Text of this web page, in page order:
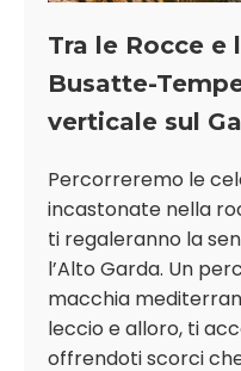
Tra le Rocce e
Busatte-
verticale sul
Percorreremo le
incastonate nella
ti regaleranno la
l’Alto Garda. Un
macchia
leccio e alloro, ti
offrendoti scorci